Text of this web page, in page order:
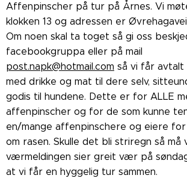
Affenpinscher på tur på Årnes. Vi
klokken 13 og adressen er
Om noen skal ta toget så gi oss
facebookgruppa eller på mail
post.napk@hotmail.com så vi får avtalt
med drikke og mat til dere selv,
godis til hundene. Dette er for ALLE
affenpinscher og for de som kunne
en/mange affenpinschere og eiere
om rasen. Skulle det bli striregn så må
værmeldingen sier greit vær på
at vi får en hyggelig tur sammen.